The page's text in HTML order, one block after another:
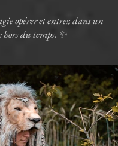
opérer et entrez dans un
hors du temps. ✨